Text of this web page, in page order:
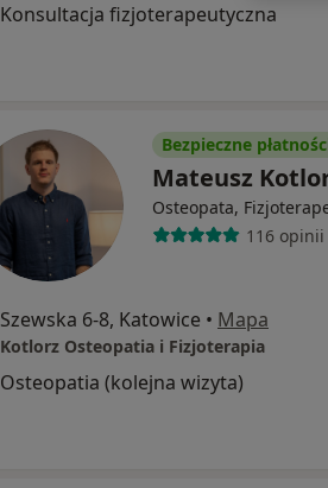
Konsultacja fizjoterapeutyczna
Bezpieczne
Mateusz
Osteopata,
116 opinii
Szewska 6-8, Katowice • Mapa
Kotlorz Osteopatia i Fizjoterapia
Osteopatia (kolejna wizyta)